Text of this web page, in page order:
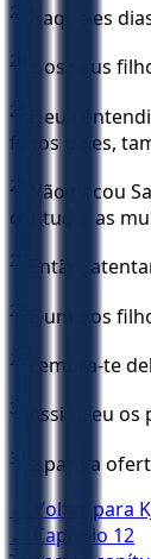
23 Naqueles
24 e os seus
25
E eu
filhos deles,
26
Não pecou
contudo, as
27 Então,
28 E um dos
29 Lembra-te
30 Assim, eu
31
e para a
← Voltar para
← Capítulo 12